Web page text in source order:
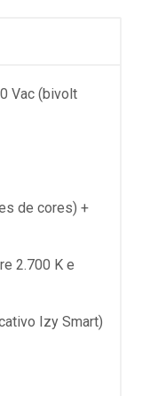
Vac (bivolt
de cores) +
2.700 K e
Izy Smart)